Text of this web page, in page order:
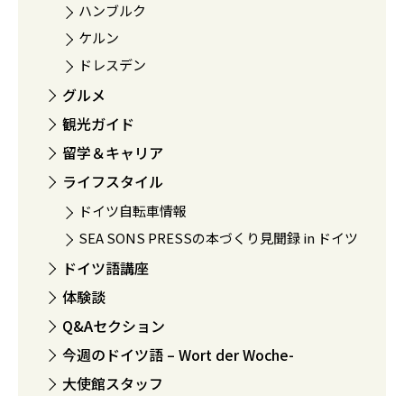
ハンブルク
ケルン
ドレスデン
グルメ
観光ガイド
留学＆キャリア
ライフスタイル
ドイツ自転車情報
SEA SONS PRESSの本づくり見聞録 in ドイツ
ドイツ語講座
体験談
Q&Aセクション
今週のドイツ語 – Wort der Woche-
大使館スタッフ